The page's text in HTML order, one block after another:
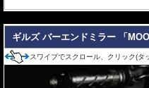
ギルズ バーエンドミラー 「
スワイプでスクロール、クリック(タ